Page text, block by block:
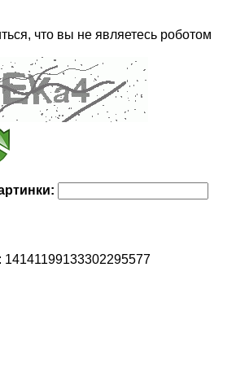
что вы не являетесь роботом
14141199133302295577